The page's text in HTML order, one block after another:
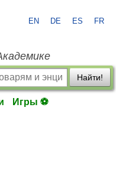
EN DE ES FR
Найти!
Игры ⚽